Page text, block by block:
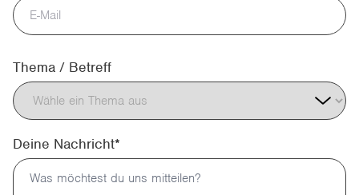
Thema / Betreff
Deine Nachricht*